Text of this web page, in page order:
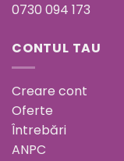
0730 094 173
CONTUL TAU
Creare cont
Oferte
Întrebări
ANPC